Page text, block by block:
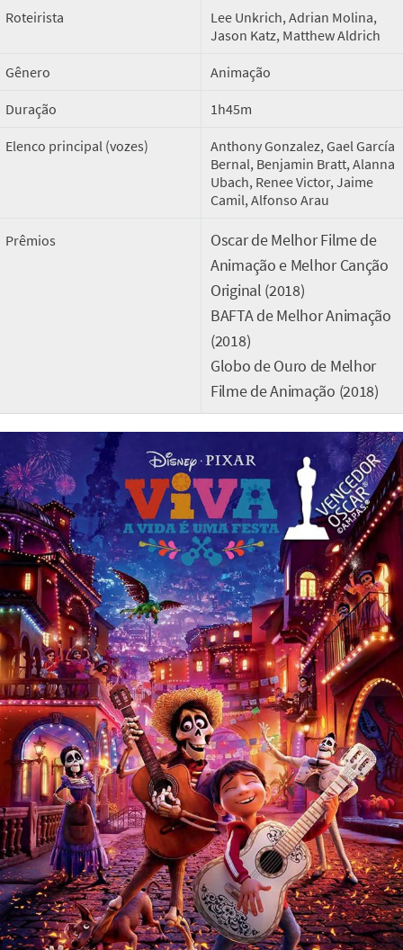
Roteirista
Lee Unkrich, Adrian Molina,
Jason Katz, Matthew Aldrich
Gênero Animação
Duração 1h45m
Elenco principal (vozes)
Anthony Gonzalez, Gael García
Bernal, Benjamin Bratt, Alanna
Ubach, Renee Victor, Jaime
Camil, Alfonso Arau
Prêmios
Oscar de Melhor Filme de
Animação e Melhor Canção
Original (2018)
BAFTA de Melhor Animação
(2018)
Globo de Ouro de Melhor
Filme de Animação (2018)